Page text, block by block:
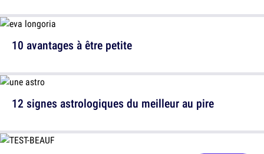
10 avantages à être petite
12 signes astrologiques du meilleur au pire